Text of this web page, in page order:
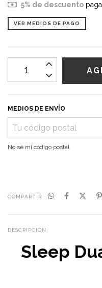
5% de descuento
VER MEDIOS DE PAGO
MEDIOS DE ENVÍO
No sé mi código postal
COMPARTIR
DESCRIPCIÓN
Sleep